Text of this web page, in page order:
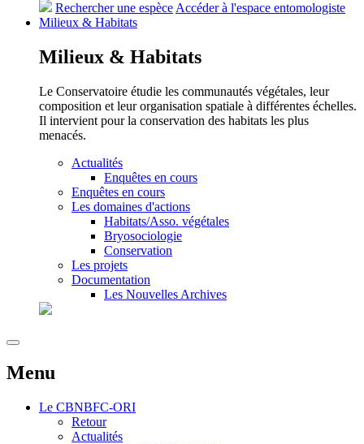
Rechercher une espèce Accéder à l'espace entomologiste
Milieux & Habitats
Milieux & Habitats
Le Conservatoire étudie les communautés végétales, leur
composition et leur organisation spatiale à différentes échelles.
Il intervient pour la conservation des habitats les plus
menacés.
Actualités
Enquêtes en cours
Enquêtes en cours
Les domaines d'actions
Habitats/Asso. végétales
Bryosociologie
Conservation
Les projets
Documentation
Les Nouvelles Archives
Menu
Le CBNBFC-ORI
Retour
Actualités